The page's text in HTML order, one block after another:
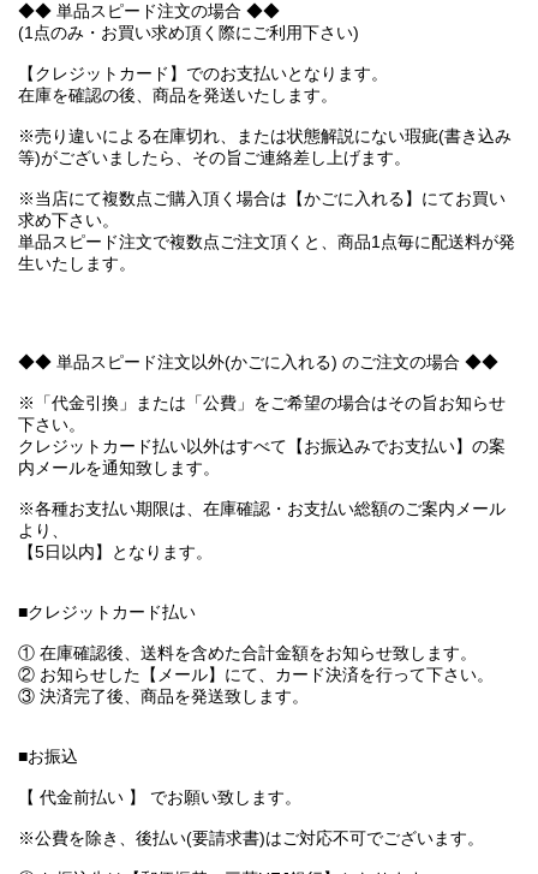
◆◆ 単品スピード注文の場合 ◆◆
(1点のみ・お買い求め頂く際にご利用下さい)
【クレジットカード】でのお支払いとなります。
在庫を確認の後、商品を発送いたします。
※売り違いによる在庫切れ、または状態解説にない瑕疵(書き込み
等)がございましたら、その旨ご連絡差し上げます。
※当店にて複数点ご購入頂く場合は【かごに入れる】にてお買い
求め下さい。
単品スピード注文で複数点ご注文頂くと、商品1点毎に配送料が発
生いたします。
◆◆ 単品スピード注文以外(かごに入れる) のご注文の場合 ◆◆
※「代金引換」または「公費」をご希望の場合はその旨お知らせ
下さい。
クレジットカード払い以外はすべて【お振込みでお支払い】の案
内メールを通知致します。
※各種お支払い期限は、在庫確認・お支払い総額のご案内メール
より、
【5日以内】となります。
■クレジットカード払い
① 在庫確認後、送料を含めた合計金額をお知らせ致します。
② お知らせした【メール】にて、カード決済を行って下さい。
③ 決済完了後、商品を発送致します。
■お振込
【 代金前払い 】 でお願い致します。
※公費を除き、後払い(要請求書)はご対応不可でございます。